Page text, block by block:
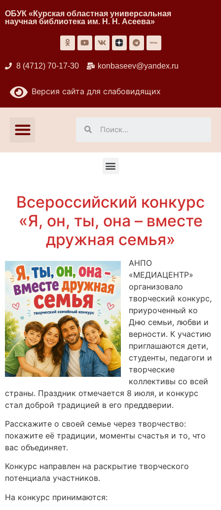
ОБУК «Курская областная универсальная
научная библиотека им. Н. Н. Асеева»
8 (4712) 70-17-30 konbaseev@yandex.ru
Версия сайта для слабовидящих
Всероссийский конкурс
«Я, он, ты, она – вместе
дружная семья»
АНПО
«МЕДИАЦЕНТР»
организовало
творческий конкурс,
приуроченный ко
Дню семьи, любви и
верности. К участию
приглашаются дети,
студенты, педагоги и
творческие
коллективы со всей
страны. Праздник отмечается 8 июля, и конкурс
стал доброй традицией в его преддверии.
Расскажите о своей семье через творчество:
покажите её традиции, моменты счастья и то, что
вас объединяет.
Конкурс направлен на раскрытие творческого
потенциала участников.
На конкурс принимаются: